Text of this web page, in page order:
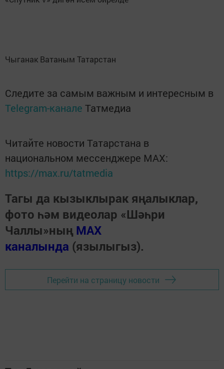
Чыганак Ватаным Татарстан
Следите за самым важным и интересным в
Telegram-канале Татмедиа
Читайте новости Татарстана в
национальном мессенджере MАХ:
https://max.ru/tatmedia
Тагы да кызыклырак яңалыклар,
фото һәм видеолар «Шәһри
Чаллы»ның MAX
каналында (язылыгыз).
Перейти на страницу новости